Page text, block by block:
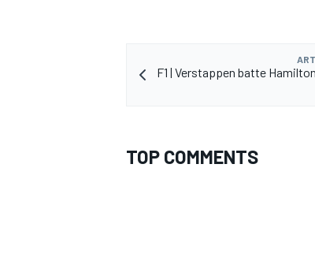
F1 | Verstappen batte
TOP COMMENTS